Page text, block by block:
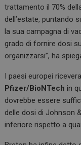
trattamento il 70%
dell’estate, puntando
la sua campagna di
grado di fornire dosi
organizzarsi”, ha
I paesi europei
Pfizer/BioNTech in
dovrebbe essere
delle dosi di Johnson
inferiore rispetto a